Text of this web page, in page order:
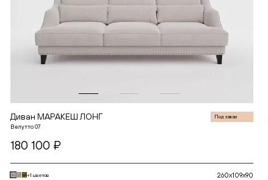
Диван МАРАКЕШ ЛОНГ Под заказ
Велутто 07
180 100 ₽
+1 цветов 260x109x90